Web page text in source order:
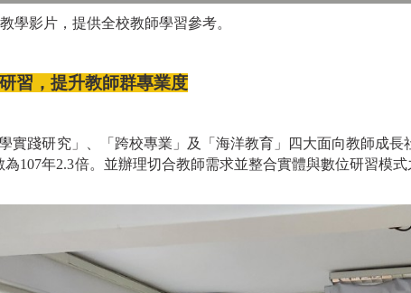
學影片，提供全校教師學習參考。
習，提升教師群專業度
實踐研究」、「跨校專業」及「海洋教育」四大面向教師成
107年2.3倍。並辦理切合教師需求並整合實體與數位研習模